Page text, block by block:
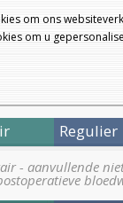
om ons
om u
Regulier
- aanvullende